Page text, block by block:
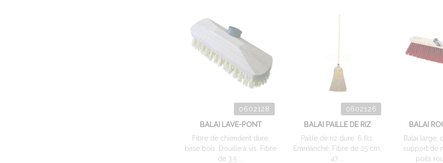
0602128
BALAI LAVE-PONT
Fibre de chiendent dure,
base bois. Douille à vis. Fibre
de 3,5 ...
0602126
BALAI PAILLE DE RIZ
Paille de riz dure. 6 fils.
Emmanché. Fibre de 25 cm,
47 ...
BALAI
Balai large,
support de
poils